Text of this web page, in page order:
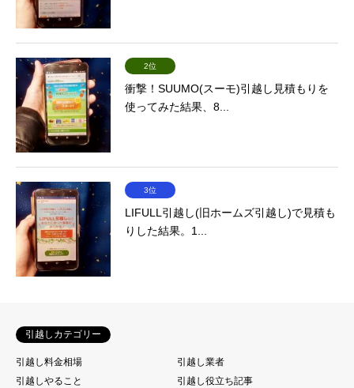
2位
衝撃！SUUMO(スーモ)引越し見積もりを
使ってみた結果、8...
3位
LIFULL引越し(旧ホームズ引越し)で見積も
りした結果。1...
引越しカテゴリー
引越し料金相場
引越し業者
引越しやること
引越し役立ち記事